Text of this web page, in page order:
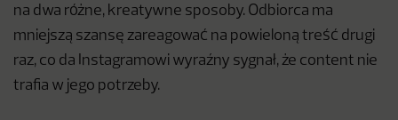
na dwa różne, kreatywne sposoby. Odbiorca ma
mniejszą szansę zareagować na powieloną treść drugi
raz, co da Instagramowi wyraźny sygnał, że content nie
trafia w jego potrzeby.